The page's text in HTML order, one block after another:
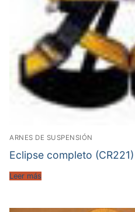
ARNES DE SUSPENSIÓN
Eclipse completo (CR221)
Leer más